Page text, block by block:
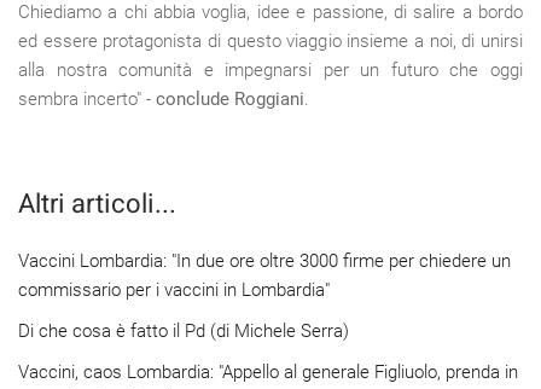
Chiediamo a chi abbia voglia, idee e passione, di salire a bordo
ed essere protagonista di questo viaggio insieme a noi, di unirsi
alla nostra comunità e impegnarsi per un futuro che oggi
sembra incerto" - conclude Roggiani.
Altri articoli...
Vaccini Lombardia: "In due ore oltre 3000 firme per chiedere un
commissario per i vaccini in Lombardia"
Di che cosa è fatto il Pd (di Michele Serra)
Vaccini, caos Lombardia: "Appello al generale Figliuolo, prenda in